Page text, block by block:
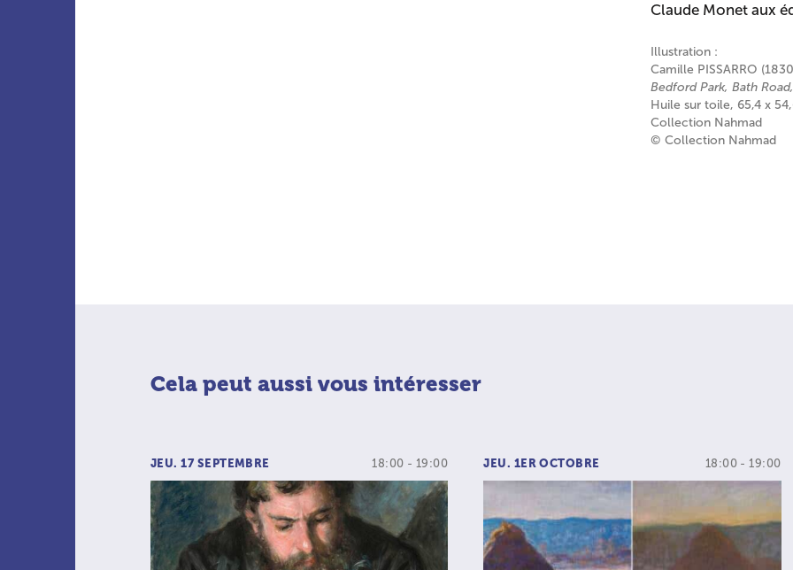
Claude Monet aux
Illustration :
Camille PISSARRO
Bedford Park, Bath
Huile sur toile, 65,4 x
Collection Nahmad
© Collection Nahmad
Cela peut aussi vous intéresser
JEU. 17 SEPTEMBRE 18:00 - 19:00 JEU. 1ER OCTOBRE 18:00 - 19:00